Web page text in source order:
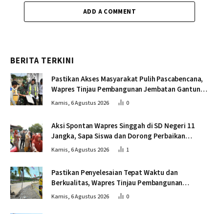
ADD A COMMENT
BERITA TERKINI
Pastikan Akses Masyarakat Pulih Pascabencana,
Wapres Tinjau Pembangunan Jembatan Gantung
Kendawi
Kamis, 6 Agustus 2026 0
Aksi Spontan Wapres Singgah di SD Negeri 11
Jangka, Sapa Siswa dan Dorong Perbaikan
Sekolah
Kamis, 6 Agustus 2026 1
Pastikan Penyelesaian Tepat Waktu dan
Berkualitas, Wapres Tinjau Pembangunan
Jembatan Lumut
Kamis, 6 Agustus 2026 0